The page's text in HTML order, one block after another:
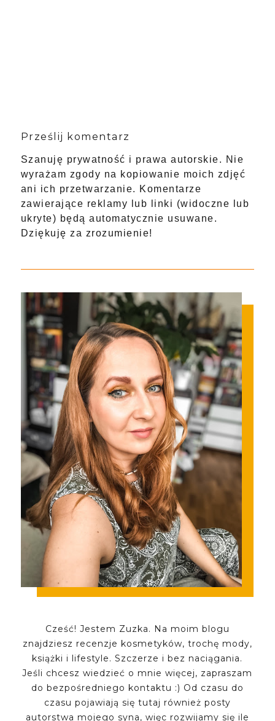
Prześlij komentarz
Szanuję prywatność i prawa autorskie. Nie
wyrażam zgody na kopiowanie moich zdjęć
ani ich przetwarzanie. Komentarze
zawierające reklamy lub linki (widoczne lub
ukryte) będą automatycznie usuwane.
Dziękuję za zrozumienie!
Cześć! Jestem Zuzka. Na moim blogu
znajdziesz recenzje kosmetyków, trochę mody,
książki i lifestyle. Szczerze i bez naciągania.
Jeśli chcesz wiedzieć o mnie więcej, zapraszam
do bezpośredniego kontaktu :) Od czasu do
czasu pojawiają się tutaj również posty
autorstwa mojego syna, więc rozwijamy się ile